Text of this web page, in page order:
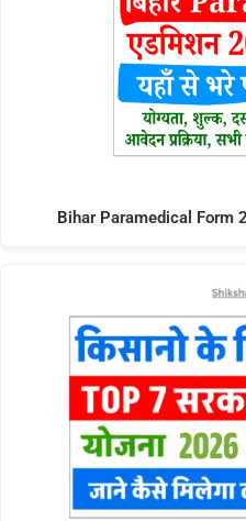
Bihar Paramedical Form